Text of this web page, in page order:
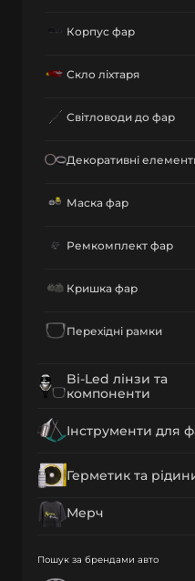
Корпус фар
Скло ліхтаря
Світловоди до фар
Декоративні
Маска фар
Ремкомплект фар
Кришка фар
Перехідні рамки
Bi-Led лінзи та
компоненти
Інструменти для
Герметик та
Мерч
Пошук за брендами авто